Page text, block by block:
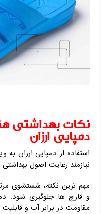
نکات بهداشتی
دمپایی ارزان
استفاده از دمپایی ارزان
نیازمند رعایت اصول
مهم‌ ترین نکته، شستشوی
مقاومت در برابر آب و